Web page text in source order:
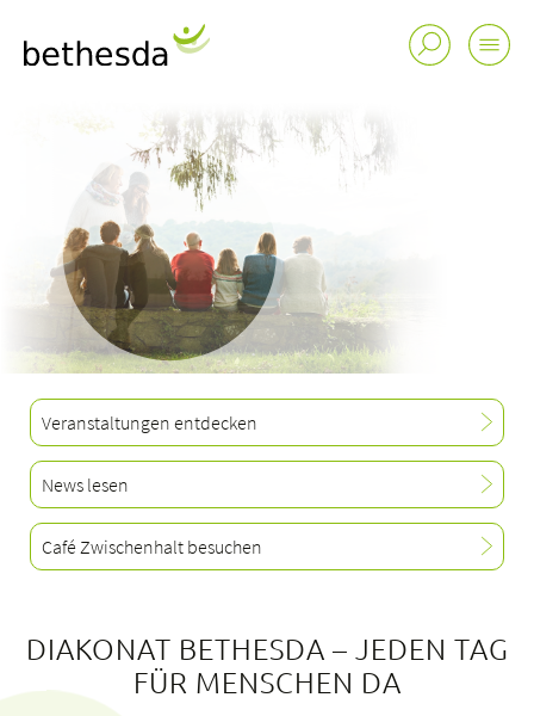
Buchungsanfrage
Offene Stellen
Veranstaltungen entdecken
News lesen
Café Zwischenhalt besuchen
DIAKONAT BETHESDA – JEDEN TAG
FÜR MENSCHEN DA